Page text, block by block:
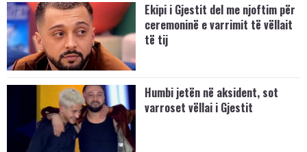
Ekipi i Gjestit del me njoftim për
ceremoninë e varrimit të vëllait
të tij
Humbi jetën në aksident, sot
varroset vëllai i Gjestit